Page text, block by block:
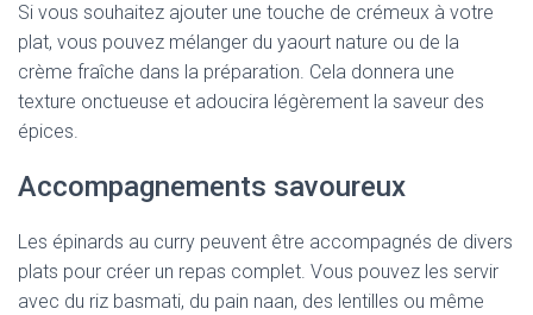
Si vous souhaitez ajouter une touche de crémeux à votre
plat, vous pouvez mélanger du yaourt nature ou de la
crème fraîche dans la préparation. Cela donnera une
texture onctueuse et adoucira légèrement la saveur des
épices.
Accompagnements savoureux
Les épinards au curry peuvent être accompagnés de divers
plats pour créer un repas complet. Vous pouvez les servir
avec du riz basmati, du pain naan, des lentilles ou même